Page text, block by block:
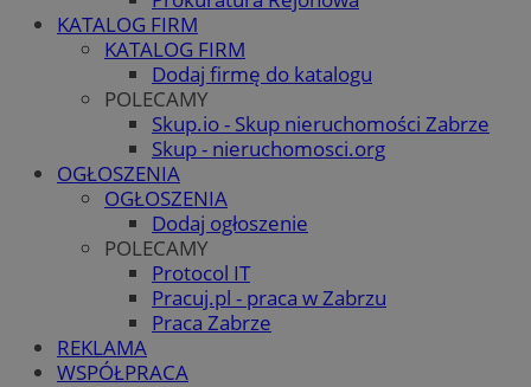
KATALOG FIRM
KATALOG FIRM
Dodaj firmę do katalogu
POLECAMY
Skup.io - Skup nieruchomości Zabrze
Skup - nieruchomosci.org
OGŁOSZENIA
OGŁOSZENIA
Dodaj ogłoszenie
POLECAMY
Protocol IT
Pracuj.pl - praca w Zabrzu
Praca Zabrze
REKLAMA
WSPÓŁPRACA